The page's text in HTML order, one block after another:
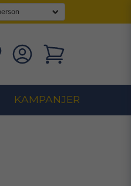
KAMPANJER